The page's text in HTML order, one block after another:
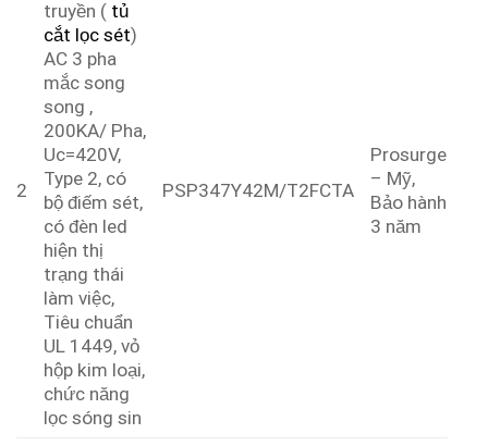
2
truyền ( tủ
cắt lọc sét)
AC 3 pha
mắc song
song ,
200KA/ Pha,
Uc=420V,
Type 2, có
bộ điếm sét,
có đèn led
hiện thị
trạng thái
làm việc,
Tiêu chuẩn
UL 1449, vỏ
hộp kim loại,
chức năng
lọc sóng sin
PSP347Y42M/T2FCTA
Prosurge
– Mỹ,
Bảo hành
3 năm